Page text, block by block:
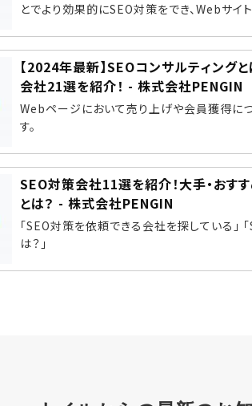
とでより効果的にSEO対策をでき、Webサイ
【2024年最新】SEOコンサルティング
会社21選を紹介！ - 株式会社PENGIN
Webページにおいて売り上げや会員獲得に
す。
SEO対策会社11選を紹介！大手・おす
とは？ - 株式会社PENGIN
「SEO対策を依頼できる会社を探している」
は？」